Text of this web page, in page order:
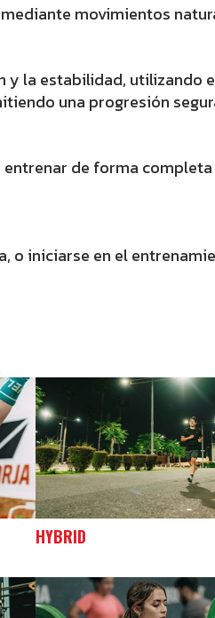
movimientos
y la estabilidad, utilizando
una progresión
de forma
o iniciarse en el
HYBRID